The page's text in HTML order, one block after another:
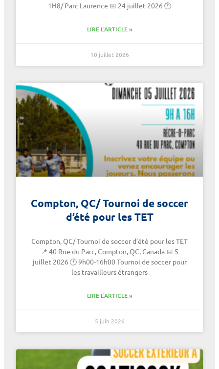
1H8/ Parc Laurence 📅 24 juillet 2026 🕐
LIRE L'ARTICLE »
10 juillet 2026
Compton, QC/ Tournoi de soccer
d’été pour les TET
Compton, QC/ Tournoi de soccer d’été pour les TET
📍 40 Rue du Parc, Compton, QC, Canada 📅 5
juillet 2026 🕐 9h00-16h00 Tournoi de soccer pour
les travailleurs étrangers
LIRE L'ARTICLE »
5 juin 2026